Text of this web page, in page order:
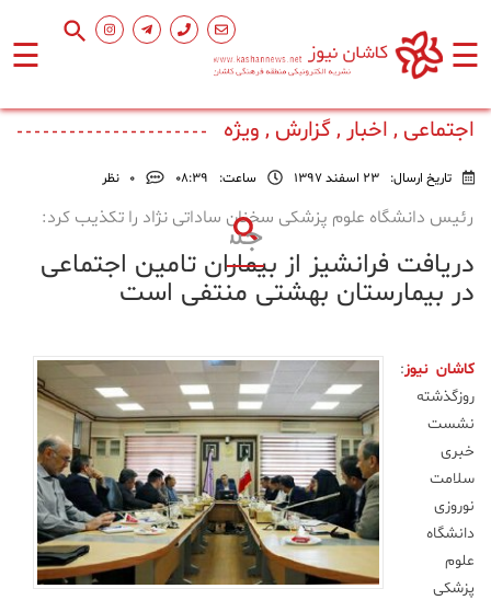
☰ ☰
اصلی
فرهنگ
و
هنر
ورزشی
زیست
علم
فناوری
اجتماعی , اخبار , گزارش , ویژه
تاریخ ارسال: 23 اسفند 1397 ساعت: ۰۸:۳۹ 0 نظر
رئیس دانشگاه علوم پزشکی سخنان ساداتی نژاد را تکذیب کرد:
دریافت فرانشیز از بیماران تامین اجتماعی
در بیمارستان بهشتی منتفی است
کاشان نیوز:
روزگذشته
نشست
خبری
سلامت
نوروزی
دانشگاه
علوم
پزشکی